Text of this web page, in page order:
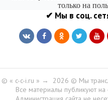
4 факта, которые ты
до того, как